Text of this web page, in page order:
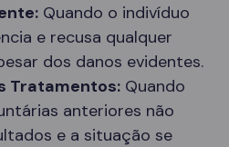
Quando o indivíduo
e recusa qualquer
dos danos evidentes.
Tratamentos: Quando
anteriores não
e a situação se